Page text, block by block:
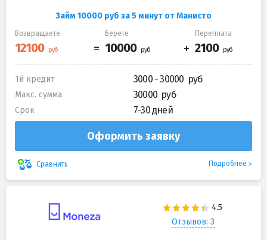
Займ 10000 руб за 5 минут от Манисто
Возвращаете Берете Переплата
1й кредит 3000 - 30000
Макс. сумма 30000
Срок 7-30 дней
Оформить заявку
Сравнить Подробнее
Отзывов: 3